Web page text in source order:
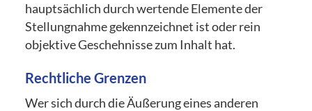
hauptsächlich durch wertende Elemente der
Stellungnahme gekennzeichnet ist oder rein
objektive Geschehnisse zum Inhalt hat.
Rechtliche Grenzen
Wer sich durch die Äußerung eines anderen